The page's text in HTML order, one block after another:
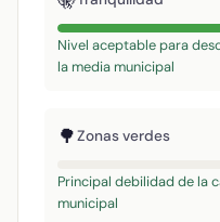
Nivel aceptable para
la media municipal
🌳Zonas verdes
Principal debilidad de la
municipal